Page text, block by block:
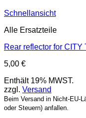
Schnellansicht
Alle Ersatzteile
Rear reflector for CITY
5,00 €
Enthält 19% MWST.
zzgl. Versand
Beim Versand in Nicht-EU-
oder Steuern) anfallen.